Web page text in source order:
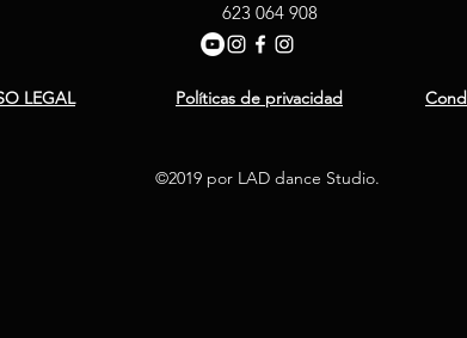
LEGAL
623 064 908
Políticas de privacidad
©2019 por LAD dance Studio.